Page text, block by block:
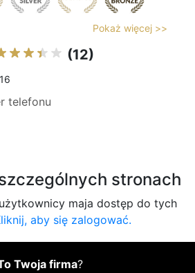
Pokaż więcej >>
(12)
telefonu
stronach
maja dostęp do tych
aby się zalogować.
Twoja firma?